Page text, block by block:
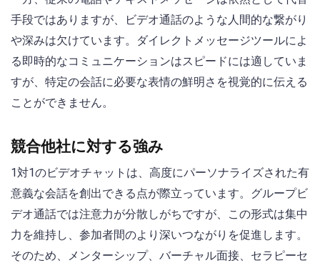
手段ではありますが、ビデオ通話のような人間的な繋がり
や深みは欠けています。ダイレクトメッセージツールによ
る即時的なコミュニケーションはスピードには適していま
すが、特定の会話に必要な表情の鮮明さを視覚的に伝える
ことができません。
競合他社に対する強み
1対1のビデオチャットは、高度にパーソナライズされた有
意義な会話を創出できる点が際立っています。グループビ
デオ通話では注意力が分散しがちですが、この形式は集中
力を維持し、参加者間のより深いつながりを促進します。
そのため、メンターシップ、バーチャル面接、セラピーセ